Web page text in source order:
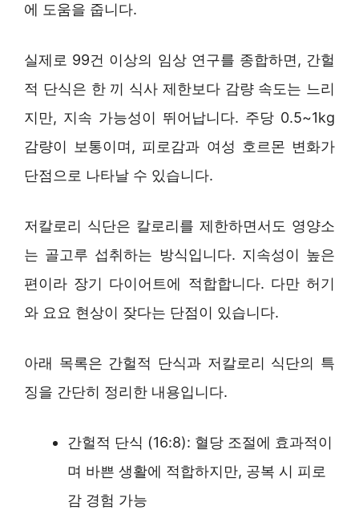
에 도움을 줍니다.
실제로 99건 이상의 임상 연구를 종합하면, 간헐
적 단식은 한 끼 식사 제한보다 감량 속도는 느리
지만, 지속 가능성이 뛰어납니다. 주당 0.5~1kg
감량이 보통이며, 피로감과 여성 호르몬 변화가
단점으로 나타날 수 있습니다.
저칼로리 식단은 칼로리를 제한하면서도 영양소
는 골고루 섭취하는 방식입니다. 지속성이 높은
편이라 장기 다이어트에 적합합니다. 다만 허기
와 요요 현상이 잦다는 단점이 있습니다.
아래 목록은 간헐적 단식과 저칼로리 식단의 특
징을 간단히 정리한 내용입니다.
간헐적 단식 (16:8): 혈당 조절에 효과적이
며 바쁜 생활에 적합하지만, 공복 시 피로
감 경험 가능